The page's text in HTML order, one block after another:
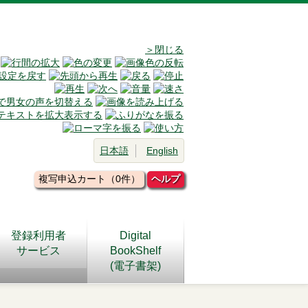
＞閉じる
日本語 English
複写申込カート（0件） ヘルプ
登録利用者
サービス
Digital
BookShelf
(電子書架)